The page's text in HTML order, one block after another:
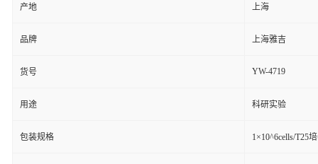
产地 上海
品牌 上海雅吉
货号 YW-4719
用途 科研实验
包装规格 1×10^6cells/T25